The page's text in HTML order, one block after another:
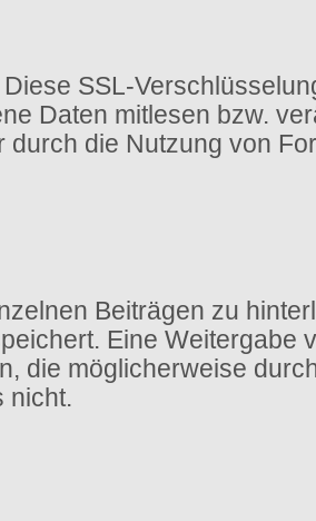
SSL-
Daten mitlesen bzw.
die Nutzung von
Beiträgen zu
Eine Weitergabe
die möglicherweise
nicht.